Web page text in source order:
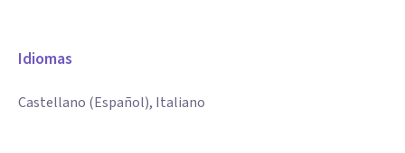
Idiomas
Castellano (Español), Italiano